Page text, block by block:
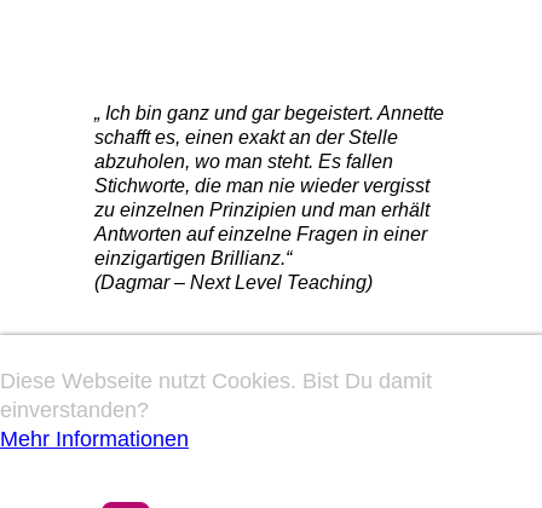
„ Ich bin ganz und gar begeistert. Annette
schafft es, einen exakt an der Stelle
abzuholen, wo man steht. Es fallen
Stichworte, die man nie wieder vergisst
zu einzelnen Prinzipien und man erhält
Antworten auf einzelne Fragen in einer
einzigartigen Brillianz.“
(Dagmar – Next Level Teaching)
Diese Webseite nutzt Cookies. Bist Du damit
einverstanden?
Mehr Informationen